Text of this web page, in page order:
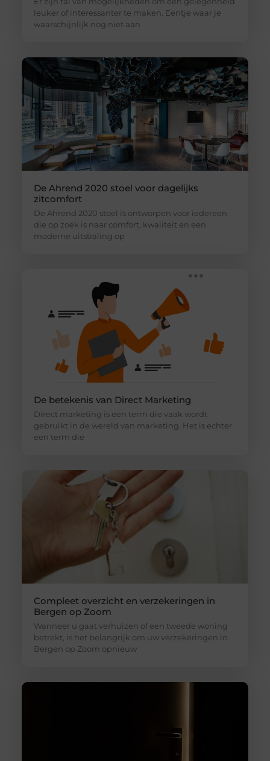
leuker of interessanter te maken. Eentje waar je
waarschijnlijk nog niet aan
De Ahrend 2020 stoel voor dagelijks
zitcomfort
De Ahrend 2020 stoel is ontworpen voor iedereen
die op zoek is naar comfort, kwaliteit en een
moderne uitstraling op
De betekenis van Direct Marketing
Direct marketing is een term die vaak wordt
gebruikt in de wereld van marketing. Het is echter
een term die
Compleet overzicht en verzekeringen in
Bergen op Zoom
Wanneer u gaat verhuizen of een tweede woning
betrekt, is het belangrijk om uw verzekeringen in
Bergen op Zoom opnieuw